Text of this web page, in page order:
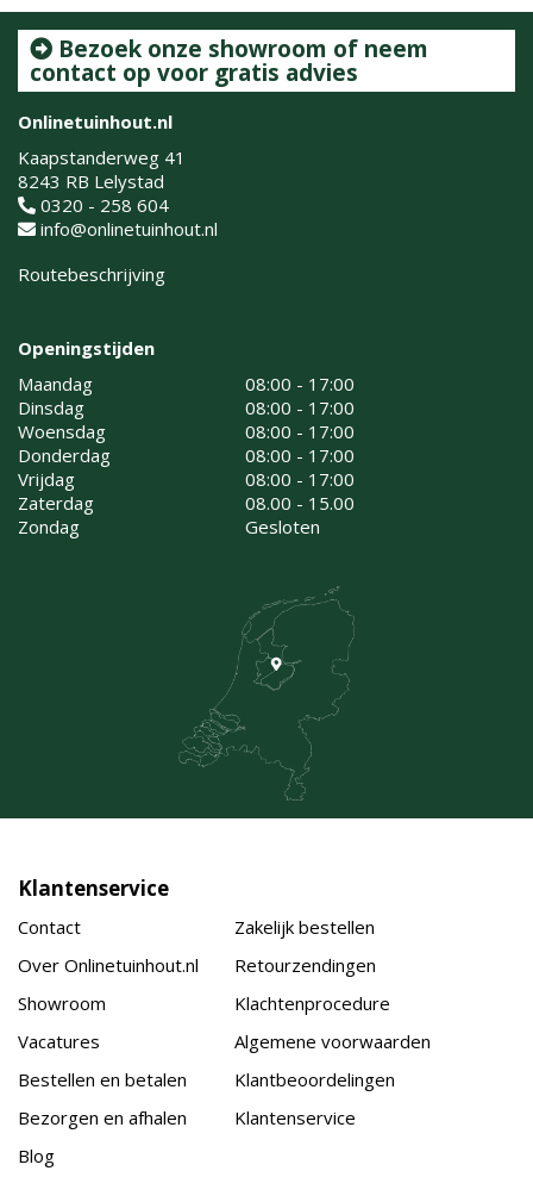
Bezoek onze showroom of neem
contact op voor gratis advies
Onlinetuinhout.nl
Kaapstanderweg 41
8243 RB Lelystad
0320 - 258 604
info@onlinetuinhout.nl
Routebeschrijving
Openingstijden
Maandag
08:00 - 17:00
Dinsdag
08:00 - 17:00
Woensdag
08:00 - 17:00
Donderdag
08:00 - 17:00
Vrijdag
08:00 - 17:00
Zaterdag
08.00 - 15.00
Zondag
Gesloten
Klantenservice
Contact
Over Onlinetuinhout.nl
Showroom
Vacatures
Bestellen en betalen
Bezorgen en afhalen
Blog
Zakelijk bestellen
Retourzendingen
Klachtenprocedure
Algemene voorwaarden
Klantbeoordelingen
Klantenservice